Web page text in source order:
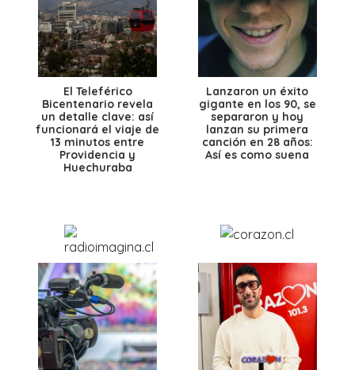
El Teleférico
Bicentenario revela
un detalle clave: así
funcionará el viaje de
13 minutos entre
Providencia y
Huechuraba
Lanzaron un éxito
gigante en los 90, se
separaron y hoy
lanzan su primera
canción en 28 años:
Así es como suena